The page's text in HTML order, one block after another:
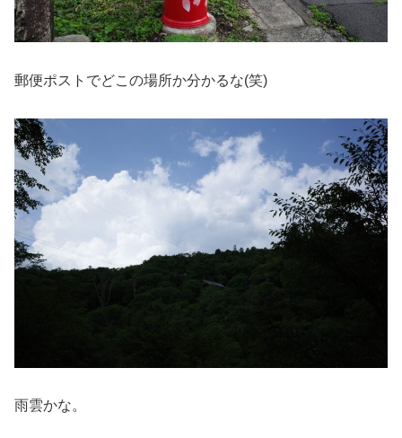
郵便ポストでどこの場所か分かるな(笑)
雨雲かな。